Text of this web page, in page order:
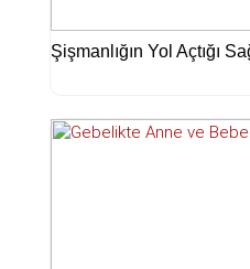
Şişmanlığın Yol Açtığı